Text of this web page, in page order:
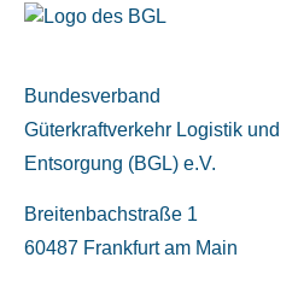
Bundesverband
Güterkraftverkehr Logistik und
Entsorgung (BGL) e.V.
Breitenbachstraße 1
60487 Frankfurt am Main